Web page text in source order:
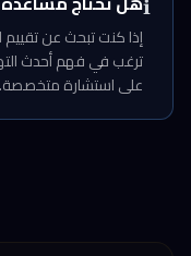
ℹ️
إذا كنت تبحث عن
على استشارة متخصصة.